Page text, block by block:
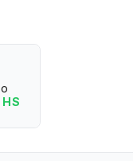
de BPA (Apto para